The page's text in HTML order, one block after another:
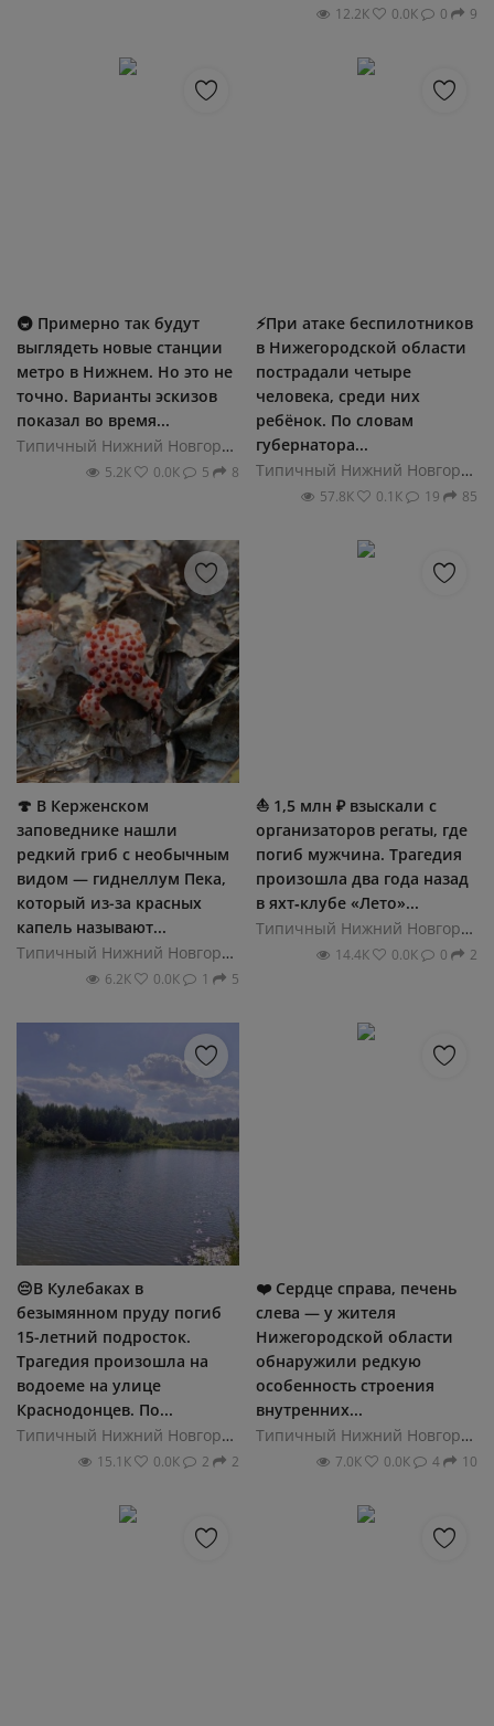
12.2К 0.0К 0 9
🚇 Примерно так будут
выглядеть новые станции
метро в Нижнем. Но это не
точно. Варианты эскизов
показал во время...
Типичный Нижний Новгород
5.2К 0.0К 5 8
⚡️При атаке беспилотников
в Нижегородской области
пострадали четыре
человека, среди них
ребёнок. По словам
губернатора...
Типичный Нижний Новгород
57.8К 0.1К 19 85
🍄 В Керженском
заповеднике нашли
редкий гриб с необычным
видом — гиднеллум Пека,
который из-за красных
капель называют...
Типичный Нижний Новгород
6.2К 0.0К 1 5
⛵ 1,5 млн ₽ взыскали с
организаторов регаты, где
погиб мужчина. Трагедия
произошла два года назад
в яхт‑клубе «Лето»...
Типичный Нижний Новгород
14.4К 0.0К 0 2
😔В Кулебаках в
безымянном пруду погиб
15-летний подросток.
Трагедия произошла на
водоеме на улице
Краснодонцев. По...
Типичный Нижний Новгород
15.1К 0.0К 2 2
❤️ Сердце справа, печень
слева — у жителя
Нижегородской области
обнаружили редкую
особенность строения
внутренних...
Типичный Нижний Новгород
7.0К 0.0К 4 10